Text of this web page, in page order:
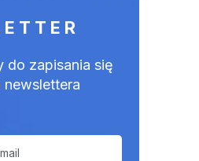
do zapisania się
newslettera